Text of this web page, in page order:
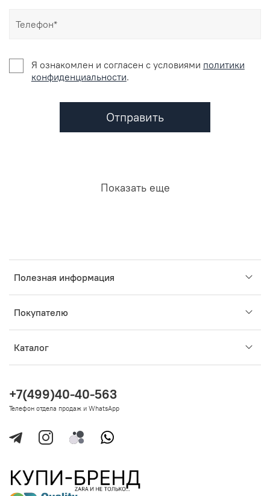
Я ознакомлен и согласен c условиями политики
конфиденциальности.
Отправить
Показать еще
Полезная информация
Покупателю
Каталог
+7(499)40-40-563
Телефон отдела продаж и WhatsApp